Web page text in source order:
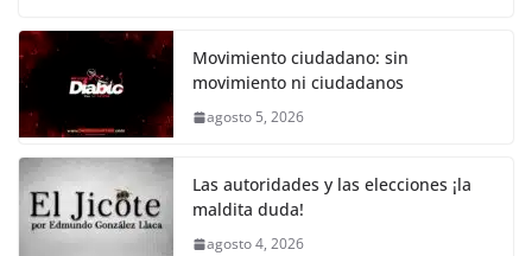
k
c
e
b
o
o
k
itt
er s
A
p
y
Li
k
gr
a
e
Movimiento ciudadano: sin
movimiento ni ciudadanos
agosto 5, 2026
Las autoridades y las elecciones ¡la
maldita duda!
agosto 4, 2026